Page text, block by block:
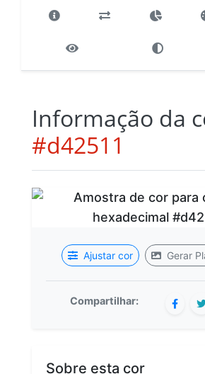
Informação da
#d42511
Ajustar cor Gerar
Compartilhar:
Sobre esta cor